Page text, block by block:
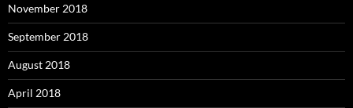
November 2018
September 2018
August 2018
April 2018